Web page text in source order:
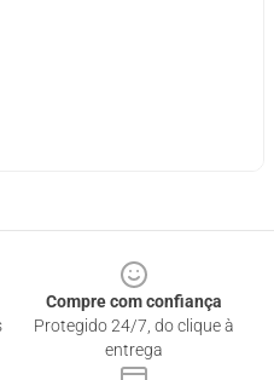
Compre com confiança
Protegido 24/7, do clique à
entrega